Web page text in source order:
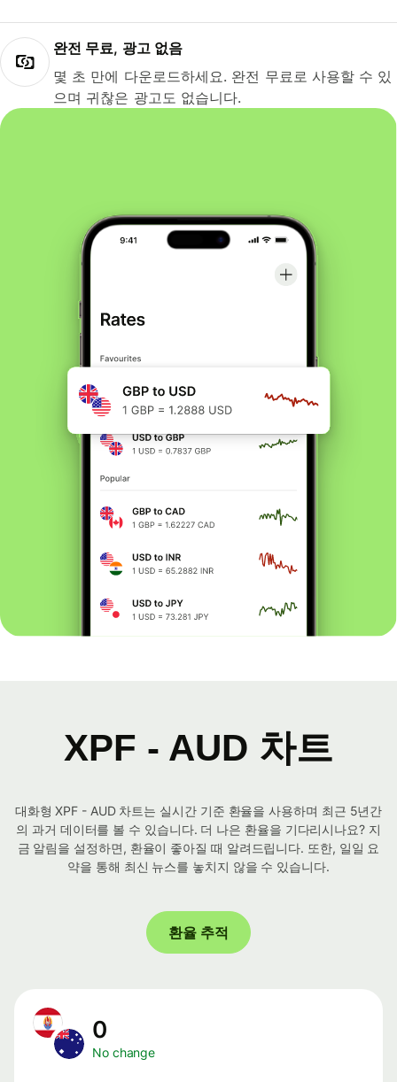
완전 무료, 광고 없음
몇 초 만에 다운로드하세요. 완전 무료로 사용할 수 있
으며 귀찮은 광고도 없습니다.
XPF - AUD 차트
대화형 XPF - AUD 차트는 실시간 기준 환율을 사용하며 최근 5년간
의 과거 데이터를 볼 수 있습니다. 더 나은 환율을 기다리시나요? 지
금 알림을 설정하면, 환율이 좋아질 때 알려드립니다. 또한, 일일 요
약을 통해 최신 뉴스를 놓치지 않을 수 있습니다.
환율 추적
0
No change